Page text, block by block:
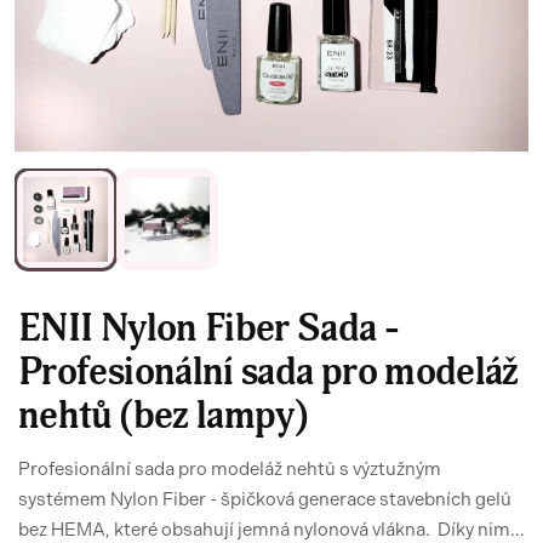
ENII Nylon Fiber Sada -
Profesionální sada pro modeláž
nehtů (bez lampy)
Profesionální sada pro modeláž nehtů s výztužným
systémem Nylon Fiber - špičková generace stavebních gelů
bez HEMA, které obsahují jemná nylonová vlákna. Díky nim